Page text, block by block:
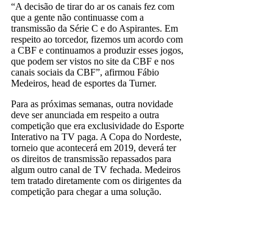
“A decisão de tirar do ar os canais fez com
que a gente não continuasse com a
transmissão da Série C e do Aspirantes. Em
respeito ao torcedor, fizemos um acordo com
a CBF e continuamos a produzir esses jogos,
que podem ser vistos no site da CBF e nos
canais sociais da CBF”, afirmou Fábio
Medeiros, head de esportes da Turner.
Para as próximas semanas, outra novidade
deve ser anunciada em respeito a outra
competição que era exclusividade do Esporte
Interativo na TV paga. A Copa do Nordeste,
torneio que acontecerá em 2019, deverá ter
os direitos de transmissão repassados para
algum outro canal de TV fechada. Medeiros
tem tratado diretamente com os dirigentes da
competição para chegar a uma solução.